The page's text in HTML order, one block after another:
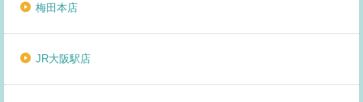
梅田本店
JR大阪駅店